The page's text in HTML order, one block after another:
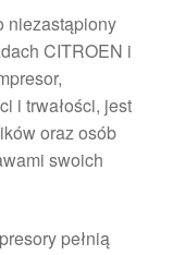
niezastąpiony
CITROEN i
i trwałości, jest
oraz osób
swoich
pełnią